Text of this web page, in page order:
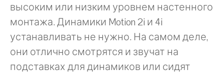
высоким или низким уровнем настенного
монтажа. Динамики Motion 2i и 4i
устанавливать не нужно. На самом деле,
они отлично смотрятся и звучат на
подставках для динамиков или сидят